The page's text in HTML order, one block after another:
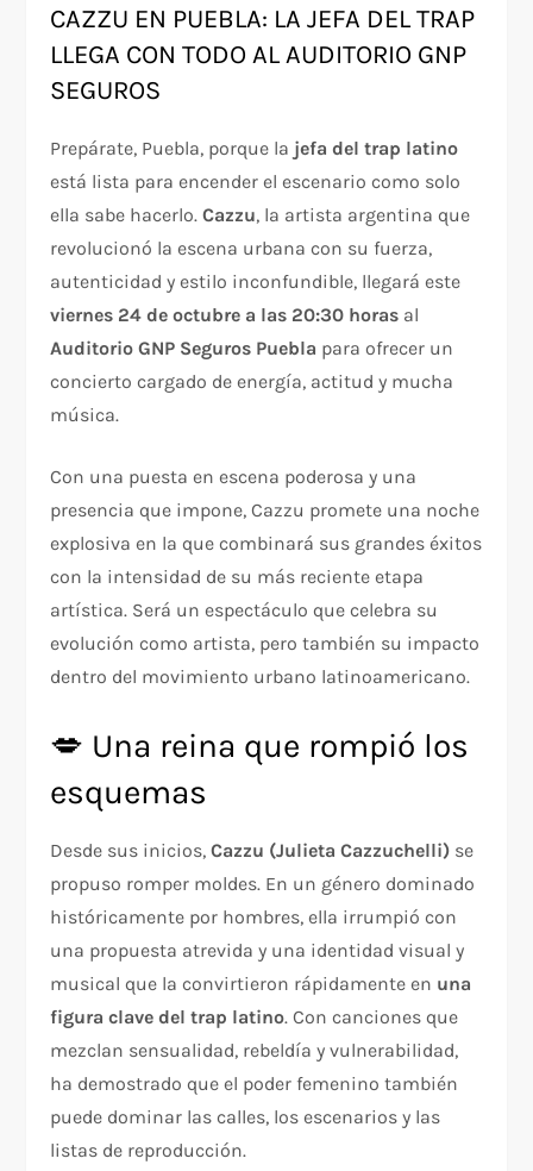
CAZZU EN PUEBLA: LA JEFA DEL TRAP
LLEGA CON TODO AL AUDITORIO GNP
SEGUROS
Prepárate, Puebla, porque la jefa del trap latino
está lista para encender el escenario como solo
ella sabe hacerlo.Cazzu, la artista argentina que
revolucionó la escena urbana con su fuerza,
autenticidad y estilo inconfundible, llegará este
viernes 24 de octubre a las 20:30 horas al
Auditorio GNP Seguros Puebla para ofrecer un
concierto cargado de energía, actitud y mucha
música.
Con una puesta en escena poderosa y una
presencia que impone, Cazzu promete una noche
explosiva en la que combinará sus grandes éxitos
con la intensidad de su más reciente etapa
artística. Será un espectáculo que celebra su
evolución como artista, pero también su impacto
dentro del movimiento urbano latinoamericano.
💋 Una reina que rompió los
esquemas
Desde sus inicios,Cazzu (Julieta Cazzuchelli) se
propuso romper moldes. En un género dominado
históricamente por hombres, ella irrumpió con
una propuesta atrevida y una identidad visual y
musical que la convirtieron rápidamente en una
figura clave del trap latino. Con canciones que
mezclan sensualidad, rebeldía y vulnerabilidad,
ha demostrado que el poder femenino también
puede dominar las calles, los escenarios y las
listas de reproducción.